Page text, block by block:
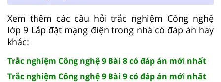
Xem thêm các câu hỏi trắc nghiệm Công nghệ
lớp 9 Lắp đặt mạng điện trong nhà có đáp án hay
khác:
Trắc nghiệm Công nghệ 9 Bài 8 có đáp án mới nhất
Trắc nghiệm Công nghệ 9 Bài 9 có đáp án mới nhất